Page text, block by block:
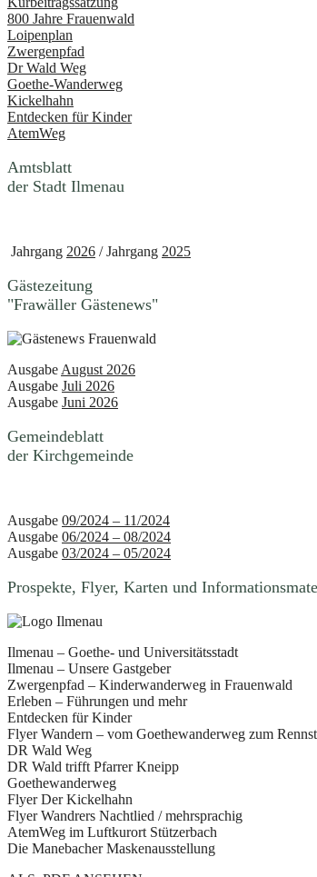
800 Jahre Frauenwald
Loipenplan
Zwergenpfad
Dr Wald Weg
Goethe-Wanderweg
Kickelhahn
Entdecken für Kinder
AtemWeg
Amtsblatt
der Stadt Ilmenau
Jahrgang 2026 / Jahrgang 2025
Gästezeitung
"Frawäller Gästenews"
AusgabeAugust 2026
Ausgabe Juli 2026
Ausgabe Juni 2026
Gemeindeblatt
der Kirchgemeinde
Ausgabe 09/2024 – 11/2024
Ausgabe 06/2024 – 08/2024
Ausgabe 03/2024 – 05/2024
Prospekte, Flyer, Karten und
Ilmenau – Goethe- und Universitätsstadt
Ilmenau – Unsere Gastgeber
Zwergenpfad – Kinderwanderweg in Frauenwald
Erleben – Führungen und mehr
Entdecken für Kinder
Flyer Wandern – vom Goethewanderweg zum
DR Wald Weg
DR Wald trifft Pfarrer Kneipp
Goethewanderweg
Flyer Der Kickelhahn
Flyer Wandrers Nachtlied / mehrsprachig
AtemWeg im Luftkurort Stützerbach
Die Manebacher Maskenausstellung